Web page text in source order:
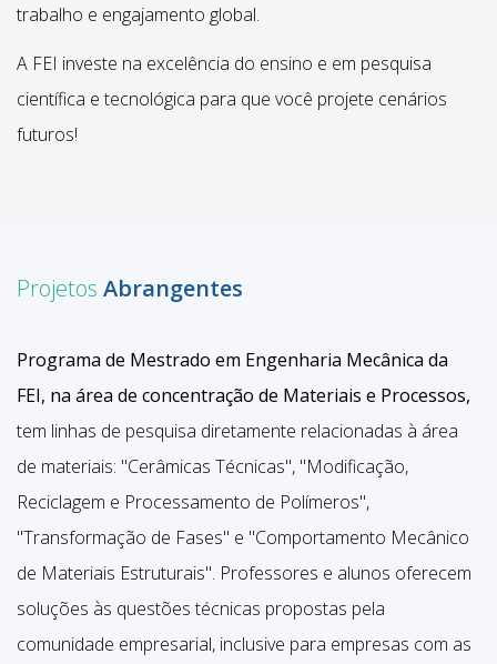
trabalho e engajamento global.
A FEI investe na excelência do ensino e em pesquisa
científica e tecnológica para que você projete cenários
futuros!
Projetos Abrangentes
Programa de Mestrado em Engenharia Mecânica da
FEI, na área de concentração de Materiais e Processos,
tem linhas de pesquisa diretamente relacionadas à área
de materiais: "Cerâmicas Técnicas", "Modificação,
Reciclagem e Processamento de Polímeros",
"Transformação de Fases" e "Comportamento Mecânico
de Materiais Estruturais". Professores e alunos oferecem
soluções às questões técnicas propostas pela
comunidade empresarial, inclusive para empresas com as